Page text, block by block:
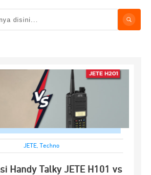
JETE, Techno
Handy Talky JETE H101 vs